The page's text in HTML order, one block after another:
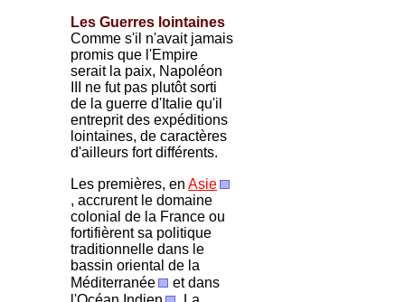
Les Guerres lointaines
Comme s'il n'avait jamais
promis que l'Empire
serait la paix, Napoléon
III ne fut pas plutôt sorti
de la guerre d'Italie qu'il
entreprit des expéditions
lointaines, de caractères
d'ailleurs fort différents.
Les premières, en Asie
, accrurent le domaine
colonial de la France ou
fortifièrent sa politique
traditionnelle dans le
bassin oriental de la
Méditerranée
et dans